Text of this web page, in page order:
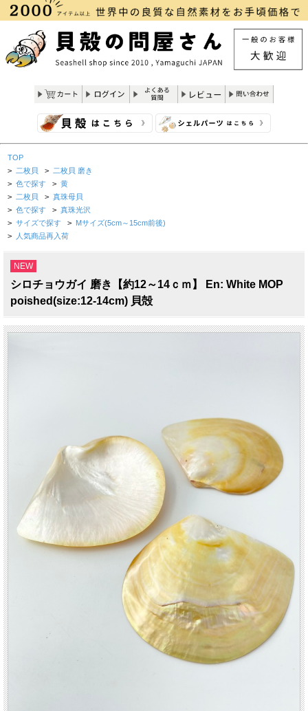
TOP
> 二枚貝 > 二枚貝 磨き
> 色で探す > 黄
> 二枚貝 > 真珠母貝
> 色で探す > 真珠光沢
> サイズで探す > Mサイズ(5cm～15cm前後)
> 人気商品再入荷
NEW
シロチョウガイ 磨き【約12～14ｃｍ】 En: White MOP
poished(size:12-14cm) 貝殻